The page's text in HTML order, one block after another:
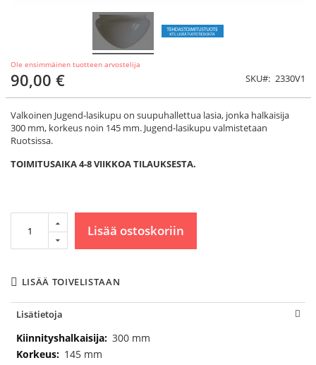
Ole ensimmäinen tuotteen arvostelija
90,00 € SKU 2330V1
Valkoinen Jugend-lasikupu on suupuhallettua lasia, jonka halkaisija
300 mm, korkeus noin 145 mm. Jugend-lasikupu valmistetaan
Ruotsissa.
TOIMITUSAIKA 4-8 VIIKKOA TILAUKSESTA.
Lisää ostoskoriin
LISÄÄ TOIVELISTAAN
Lisätietoja
Lisätietoja
300 mm
145 mm